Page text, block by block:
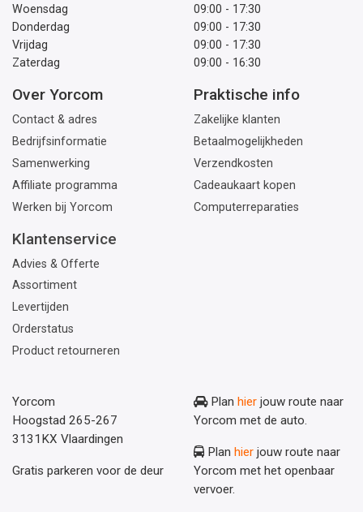
Woensdag
09:00 - 17:30
Donderdag
09:00 - 17:30
Vrijdag
09:00 - 17:30
Zaterdag
09:00 - 16:30
Over Yorcom
Contact & adres
Bedrijfsinformatie
Samenwerking
Affiliate programma
Werken bij Yorcom
Praktische info
Zakelijke klanten
Betaalmogelijkheden
Verzendkosten
Cadeaukaart kopen
Computerreparaties
Klantenservice
Advies & Offerte
Assortiment
Levertijden
Orderstatus
Product retourneren
Yorcom
Hoogstad 265-267
3131KX Vlaardingen
Gratis parkeren voor de deur
Plan hier jouw route naar
Yorcom met de auto.
Plan hier jouw route naar
Yorcom met het openbaar
vervoer.